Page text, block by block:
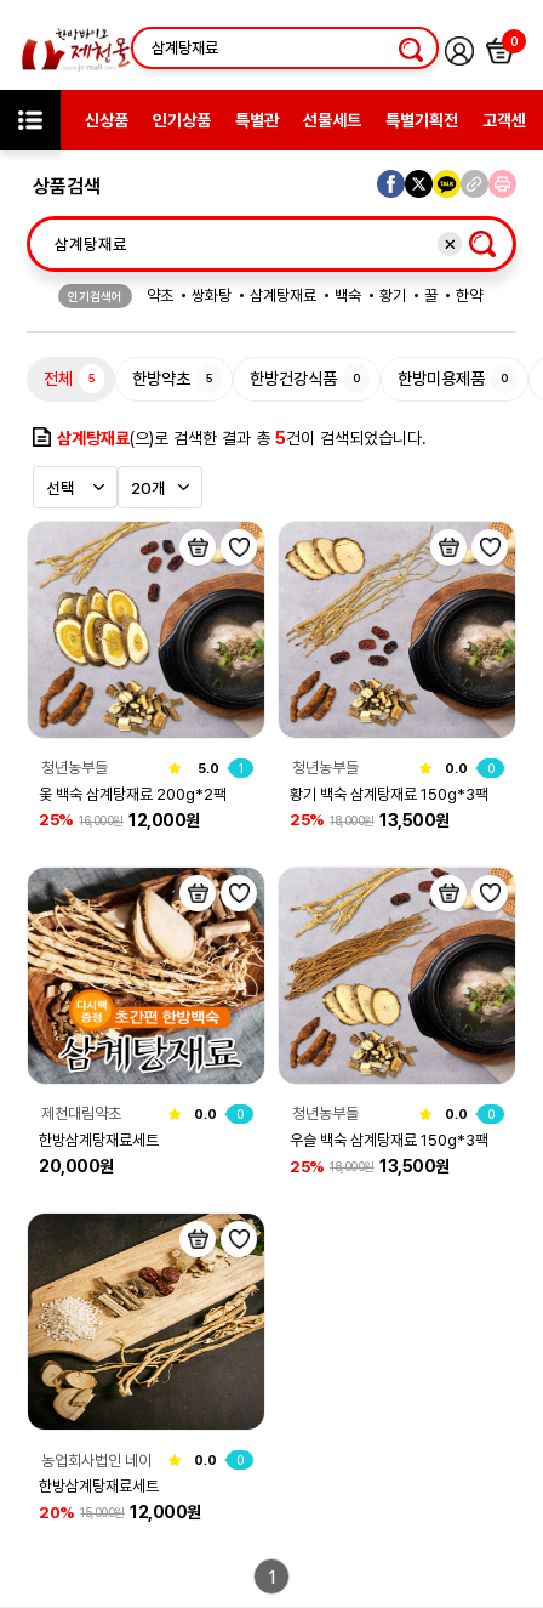
0
신상품 인기상품 특별관 선물세트 특별기획전 고객센터
상품검색
인기검색어 약초 쌍화탕 삼계탕재료 백숙 황기 꿀
한약
전체 5 한방약초 5 한방건강식품 0 한방미용제품 0
삼계탕재료(으)로 검색한 결과 총5건이 검색되었습니다.
청년농부들 5.0 1
옻 백숙 삼계탕재료 200g*2팩
25% 16,000원 12,000원
청년농부들 0.0 0
황기 백숙 삼계탕재료 150g*3팩
25% 18,000원 13,500원
제천대림약초 0.0 0
한방삼계탕재료세트
20,000원
청년농부들 0.0 0
우슬 백숙 삼계탕재료 150g*3팩
25% 18,000원 13,500원
농업회사법인 네이
처그린(주)
0.0 0
한방삼계탕재료세트
20% 15,000원 12,000원
1